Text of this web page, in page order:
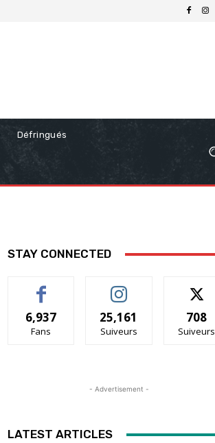
Défringués
STAY CONNECTED
6,937
Fans
25,161
Suiveurs
708
Suiveurs
- Advertisement -
LATEST ARTICLES